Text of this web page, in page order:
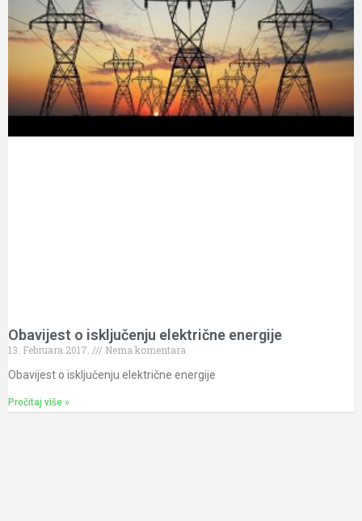
Obavijest o isključenju električne energije
13. Februara 2017.
Nema komentara
Obavijest o isključenju električne energije
Pročitaj više »